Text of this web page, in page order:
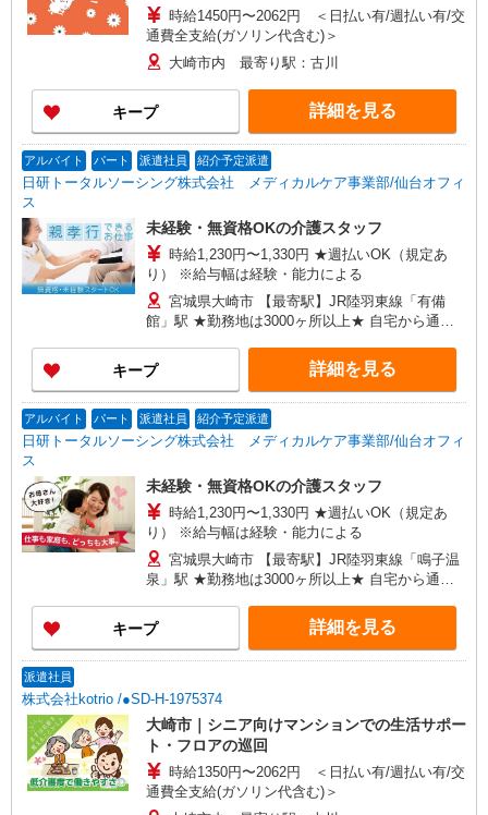
時給1450円〜2062円 ＜日払い有/週払い有/交
通費全支給(ガソリン代含む)＞
大崎市内 最寄り駅：古川
キープ 詳細を見る
アルバイト パート 派遣社員 紹介予定派遣
日研トータルソーシング株式会社 メディカルケア事業部/仙台オフィ
ス
未経験・無資格OKの介護スタッフ
時給1,230円〜1,330円 ★週払いOK（規定あ
り） ※給与幅は経験・能力による
宮城県大崎市 【最寄駅】JR陸羽東線「有備
館」駅 ★勤務地は3000ヶ所以上★ 自宅から通い
い！！
キープ 詳細を見る
アルバイト パート 派遣社員 紹介予定派遣
日研トータルソーシング株式会社 メディカルケア事業部/仙台オフィ
ス
未経験・無資格OKの介護スタッフ
時給1,230円〜1,330円 ★週払いOK（規定あ
り） ※給与幅は経験・能力による
宮城県大崎市 【最寄駅】JR陸羽東線「鳴子温
泉」駅 ★勤務地は3000ヶ所以上★ 自宅から通い
い！！
キープ 詳細を見る
派遣社員
株式会社kotrio /●SD-H-1975374
大崎市｜シニア向けマンションでの生活サポー
ト・フロアの巡回
時給1350円〜2062円 ＜日払い有/週払い有/交
通費全支給(ガソリン代含む)＞